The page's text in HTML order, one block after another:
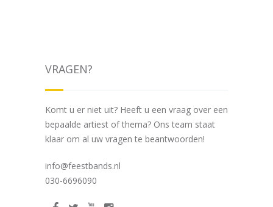
VRAGEN?
Komt u er niet uit? Heeft u een vraag over een
bepaalde artiest of thema? Ons team staat
klaar om al uw vragen te beantwoorden!
info@feestbands.nl
030-6696090